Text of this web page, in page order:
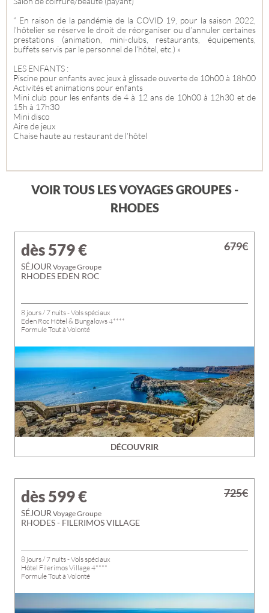
“ En raison de la pandémie de la COVID 19, pour la saison 2022,
l’hôtelier se réserve le droit de réorganiser ou d’annuler certaines
prestations (animation, mini-clubs, restaurants, équipements,
buffets servis par le personnel de l’hôtel, etc.) »
LES ENFANTS :
Piscine pour enfants avec jeux à glissade ouverte de 10h00 à 18h00
Activités et animations pour enfants
Mini club pour les enfants de 4 à 12 ans de 10h00 à 12h30 et de
15h à 17h30
Mini disco
Aire de jeux
Chaise haute au restaurant de l’hôtel
VOIR TOUS LES VOYAGES GROUPES -
RHODES
dès 579€
SÉJOUR Voyage Groupe
RHODES EDEN ROC
8 jours / 7 nuits - Vols spéciaux
Eden Roc Hôtel & Bungalows 4****
Formule Tout à Volonté
DÉCOUVRIR
679€
dès 599€
SÉJOUR Voyage Groupe
RHODES - FILERIMOS VILLAGE
8 jours / 7 nuits - Vols spéciaux
Hôtel Filerimos Village 4****
Formule Tout à Volonté
725€